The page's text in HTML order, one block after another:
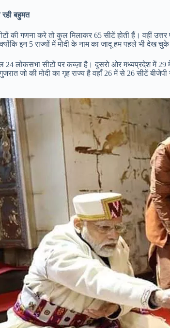
रही बहुमत
की गणना करे तो कुल मिलाकर 65 सीटें होती हैं। वहीं
इन 5 राज्यों में मोदी के नाम का जादू हम पहले भी देख
24 लोकसभा सीटों पर कब्ज़ा है। दुसरो ओर मध्यप्रदेश में 29
जो की मोदी का गृह राज्य है वहाँ 26 में से 26 सीटें